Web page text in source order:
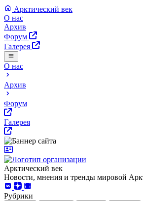
Арктический век
О нас
Архив
Форум
Галерея
О нас
Архив
Форум
Галерея
Арктический век
Новости, мнения и тренды мировой
Рубрики